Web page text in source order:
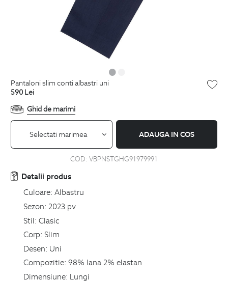
pantaloni slim conti albastri uni
590 Lei
Ghid de marimi
Selectati marimea ADAUGA IN COS
COD: VBPNSTGHG91979991
Detalii produs
Culoare: Albastru
Sezon: 2023 pv
Stil: Clasic
Corp: Slim
Desen: Uni
Compozitie: 98% lana 2% elastan
Dimensiune: Lungi